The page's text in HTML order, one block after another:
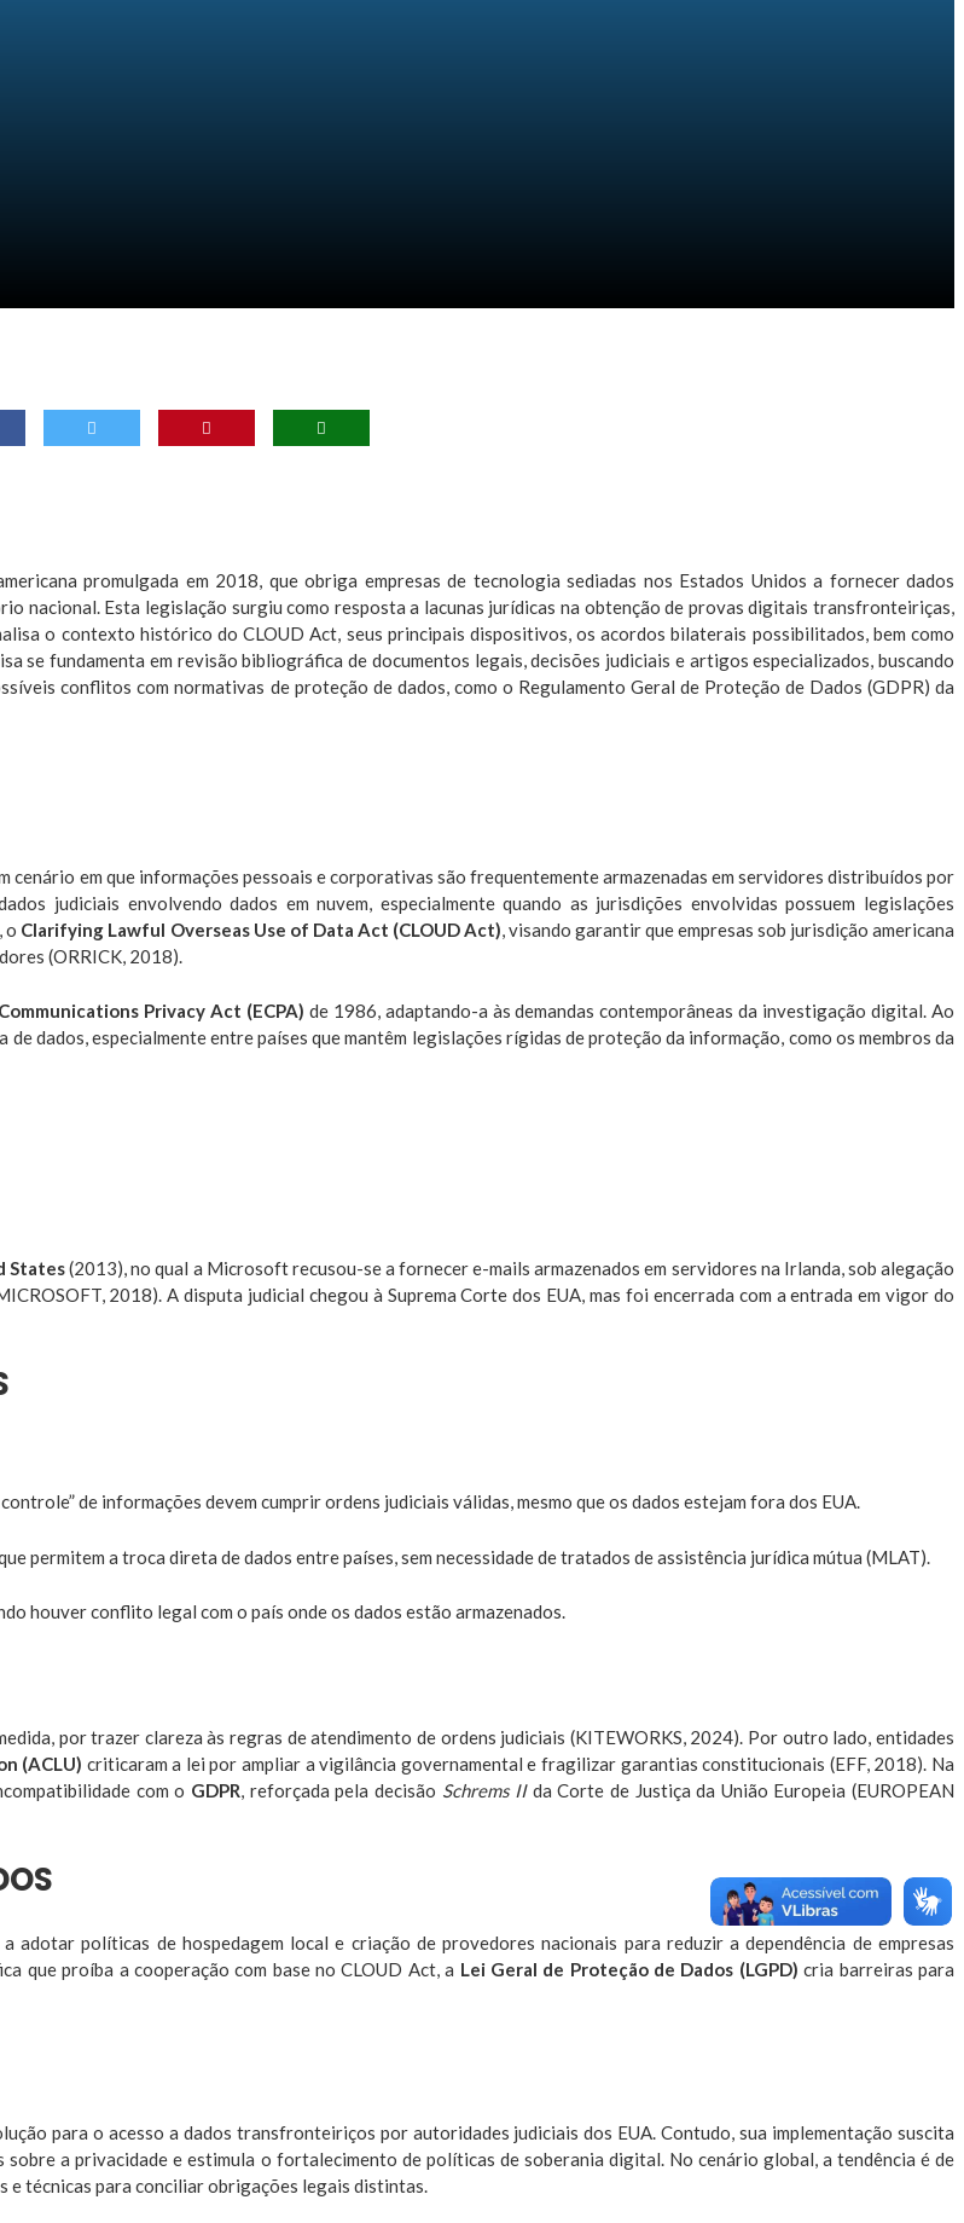
promulgada em 2018, que obriga empresas de tecnologia sediadas nos Estados Unidos a fornecer dados
nacional. Esta legislação surgiu como resposta a lacunas jurídicas na obtenção de provas digitais transfronteiriças,
o contexto histórico do CLOUD Act, seus principais dispositivos, os acordos bilaterais possibilitados, bem como
se fundamenta em revisão bibliográfica de documentos legais, decisões judiciais e artigos especializados, buscando
conflitos com normativas de proteção de dados, como o Regulamento Geral de Proteção de Dados (GDPR) da
em que informações pessoais e corporativas são frequentemente armazenadas em servidores distribuídos por
judiciais envolvendo dados em nuvem, especialmente quando as jurisdições envolvidas possuem legislações
o Clarifying Lawful Overseas Use of Data Act (CLOUD Act), visando garantir que empresas sob jurisdição americana
(ORRICK, 2018).
Privacy Act (ECPA) de 1986, adaptando-a às demandas contemporâneas da investigação digital. Ao
dados, especialmente entre países que mantêm legislações rígidas de proteção da informação, como os membros da
States(2013), no qual a Microsoft recusou-se a fornecer e-mails armazenados em servidores na Irlanda, sob alegação
2018). A disputa judicial chegou à Suprema Corte dos EUA, mas foi encerrada com a entrada em vigor do
de informações devem cumprir ordens judiciais válidas, mesmo que os dados estejam fora dos EUA.
permitem a troca direta de dados entre países, sem necessidade de tratados de assistência jurídica mútua (MLAT).
houver conflito legal com o país onde os dados estão armazenados.
por trazer clareza às regras de atendimento de ordens judiciais (KITEWORKS, 2024). Por outro lado, entidades
(ACLU) criticaram a lei por ampliar a vigilância governamental e fragilizar garantias constitucionais (EFF, 2018). Na
com o GDPR, reforçada pela decisão Schrems IIda Corte de Justiça da União Europeia (EUROPEAN
adotar políticas de hospedagem local e criação de provedores nacionais para reduzir a dependência de empresas
que proíba a cooperação com base no CLOUD Act, a Lei Geral de Proteção de Dados (LGPD) cria barreiras para
para o acesso a dados transfronteiriços por autoridades judiciais dos EUA. Contudo, sua implementação suscita
a privacidade e estimula o fortalecimento de políticas de soberania digital. No cenário global, a tendência é de
e técnicas para conciliar obrigações legais distintas.